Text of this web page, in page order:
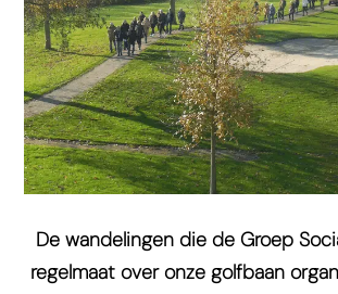
De wandelingen die de Groep
regelmaat over onze golfbaan